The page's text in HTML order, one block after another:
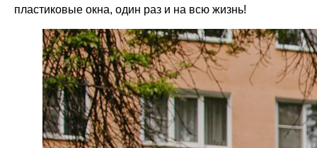
пластиковые окна, один раз и на всю жизнь!